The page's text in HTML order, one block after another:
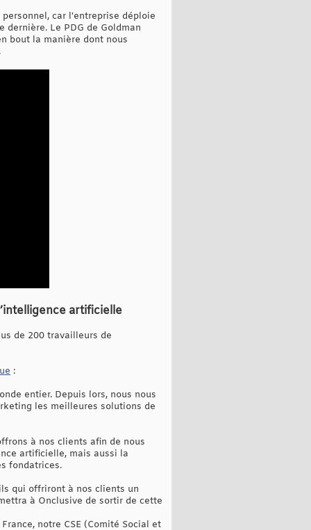
car l'entreprise déploie
Le PDG de Goldman
bout la manière dont nous
artificielle
de 200 travailleurs de
:
entier. Depuis lors, nous nous
les meilleures solutions de
à nos clients afin de nous
artificielle, mais aussi la
fondatrices.
qui offriront à nos clients un
à Onclusive de sortir de cette
notre CSE (Comité Social et